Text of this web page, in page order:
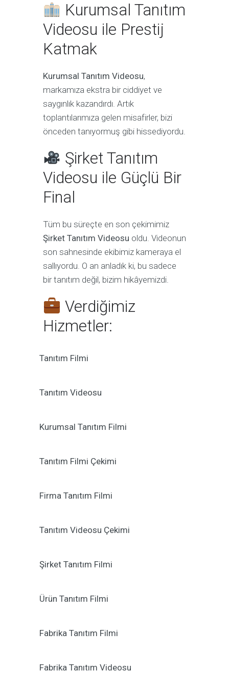
Kurumsal Tanıtım
Videosu ile Prestij
Katmak
Kurumsal Tanıtım Videosu,
markamıza ekstra bir ciddiyet ve
saygınlık kazandırdı. Artık
toplantılarımıza gelen misafirler, bizi
önceden tanıyormuş gibi hissediyordu.
Şirket Tanıtım
Videosu ile Güçlü Bir
Final
Tüm bu süreçte en son çekimimiz
Şirket Tanıtım Videosu oldu. Videonun
son sahnesinde ekibimiz kameraya el
sallıyordu. O an anladık ki, bu sadece
bir tanıtım değil, bizim hikâyemizdi.
Verdiğimiz
Hizmetler:
Tanıtım Filmi
Tanıtım Videosu
Kurumsal Tanıtım Filmi
Tanıtım Filmi Çekimi
Firma Tanıtım Filmi
Tanıtım Videosu Çekimi
Şirket Tanıtım Filmi
Ürün Tanıtım Filmi
Fabrika Tanıtım Filmi
Fabrika Tanıtım Videosu